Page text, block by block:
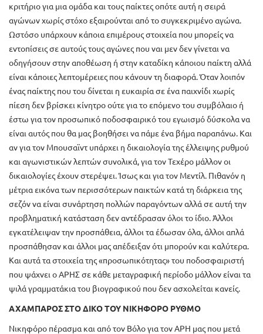
κριτήριο για μια ομάδα και τους παίκτες οπότε αυτή η σειρά
αγώνων χωρίς στόχο εξαιρούνται από το συγκεκριμένο αγώνα.
Ωστόσο υπάρχουν κάποια επιμέρους στοιχεία που μπορείς να
εντοπίσεις σε αυτούς τους αγώνες που ναι μεν δεν γίνεται να
οδηγήσουν στην αποθέωση ή στην καταδίκη κάποιου παίκτη αλλά
είναι κάποιες λεπτομέρειες που κάνουν τη διαφορά. Όταν λοιπόν
ένας παίκτης που του δίνεται η ευκαιρία σε ένα παιχνίδι χωρίς
πίεση δεν βρίσκει κίνητρο ούτε για το επόμενο του συμβόλαιο ή
έστω για τον προσωπικό ποδοσφαιρικό του εγωισμό δύσκολα να
είναι αυτός που θα μας βοηθήσει να πάμε ένα βήμα παραπάνω. Και
αν για τον Μπουσαϊντ υπάρχει η δικαιολογία της έλλειψης ρυθμού
και αγωνιστικών λεπτών συνολικά, για τον Τεχέρο μάλλον οι
δικαιολογίες έχουν στερέψει. Ίσως και για τον Μεντίλ. Πιθανόν η
μέτρια εικόνα των περισσότερων παικτών κατά τη διάρκεια της
σεζόν να είναι συνάρτηση πολλών παραγόντων αλλά σε αυτή την
προβληματική κατάσταση δεν αντέδρασαν όλοι το ίδιο. Άλλοι
εγκατέλειψαν την προσπάθεια, άλλοι τα έδωσαν όλα, άλλοι απλά
προσπάθησαν και άλλοι μας απέδειξαν ότι μπορούν και καλύτερα.
Και αυτά τα στοιχεία της «προσωπικότητας» του ποδοσφαιριστή
που ψάχνει ο ΑΡΗΣ σε κάθε μεταγραφική περίοδο μάλλον είναι τα
ψιλά γραμματάκια του βιογραφικού που δεν ασχολείται κανείς.
ΑΧΑΜΠΑΡΟΣ ΣΤΟ ΔΙΚΟ ΤΟΥ ΝΙΚΗΦΟΡΟ ΡΥΘΜΟ
Νικηφόρο πέρασμα και από τον Βόλο για τον ΑΡΗ μας που μετά